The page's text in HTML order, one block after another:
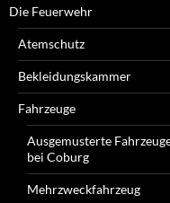
Die Feuerwehr
Atemschutz
Bekleidungskammer
Fahrzeuge
Ausgemusterte
bei Coburg
Mehrzweckfahrzeug